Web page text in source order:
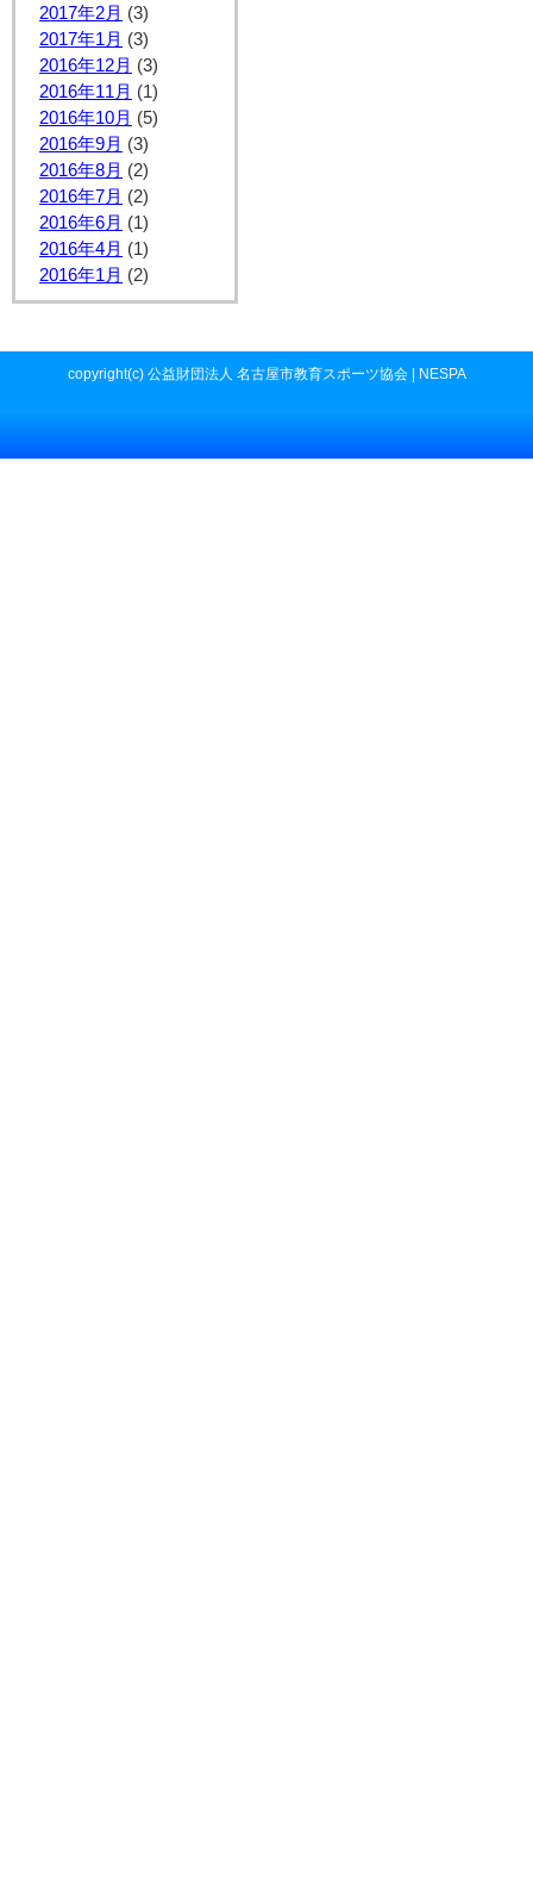
2017年2月 (3)
2017年1月 (3)
2016年12月 (3)
2016年11月 (1)
2016年10月 (5)
2016年9月 (3)
2016年8月 (2)
2016年7月 (2)
2016年6月 (1)
2016年4月 (1)
2016年1月 (2)
copyright(c) 公益財団法人 名古屋市教育スポーツ協会 | NESPA